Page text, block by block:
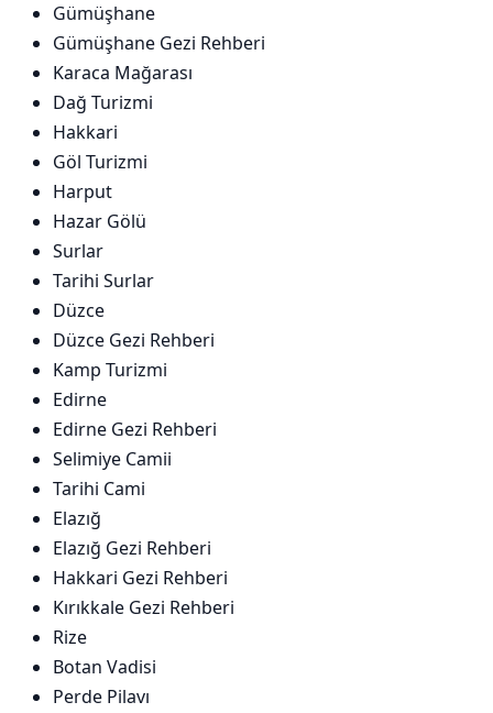
Gümüşhane
Gümüşhane Gezi Rehberi
Karaca Mağarası
Dağ Turizmi
Hakkari
Göl Turizmi
Harput
Hazar Gölü
Surlar
Tarihi Surlar
Düzce
Düzce Gezi Rehberi
Kamp Turizmi
Edirne
Edirne Gezi Rehberi
Selimiye Camii
Tarihi Cami
Elazığ
Elazığ Gezi Rehberi
Hakkari Gezi Rehberi
Kırıkkale Gezi Rehberi
Rize
Botan Vadisi
Perde Pilavı